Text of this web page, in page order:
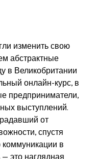
изменить свою
абстрактные
в Великобритании
онлайн-курс, в
предприниматели,
выступлений.
от
спустя
коммуникации в
— это наглядная